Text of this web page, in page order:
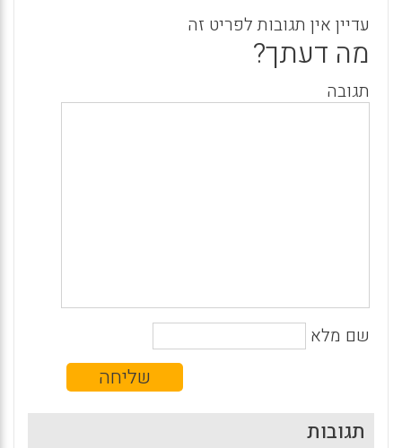
עדיין אין תגובות לפריט זה
מה דעתך?
תגובה
שם מלא
תגובות